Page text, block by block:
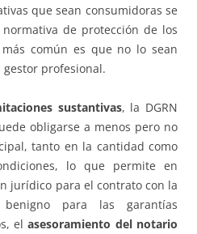
que sean consumidoras se
de protección de los
común es que no lo sean
profesional.
sustantivas, la DGRN
obligarse a menos pero no
tanto en la cantidad como
lo que permite en
jurídico para el contrato con la
para las garantías
elasesoramiento del notario